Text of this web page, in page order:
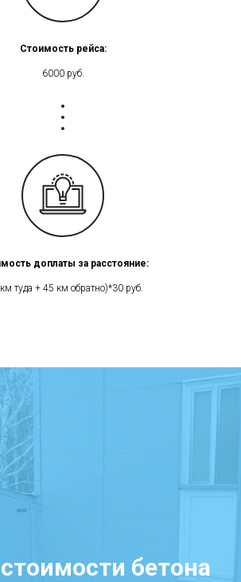
Стоимость рейса:
6000 руб.
доплаты за расстояние:
туда + 45 км обратно)*30 руб.
бетона